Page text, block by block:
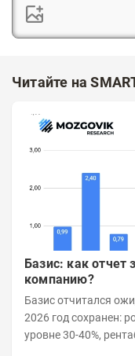
Читайте на
Базис: как отчет
компанию?
Базис отчитался
2026 год сохранен: рост выручки 2026 ожидается на
уровне 30-40%,